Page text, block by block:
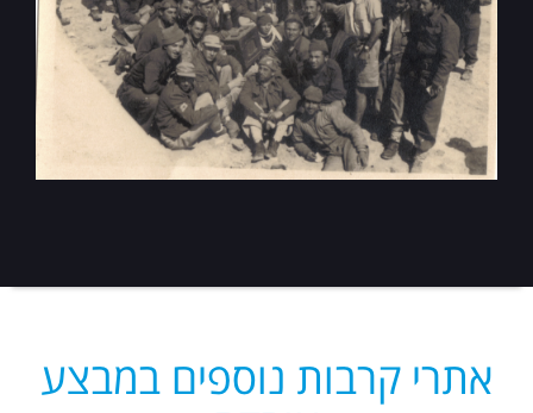
אתרי קרבות נוספים במבצע